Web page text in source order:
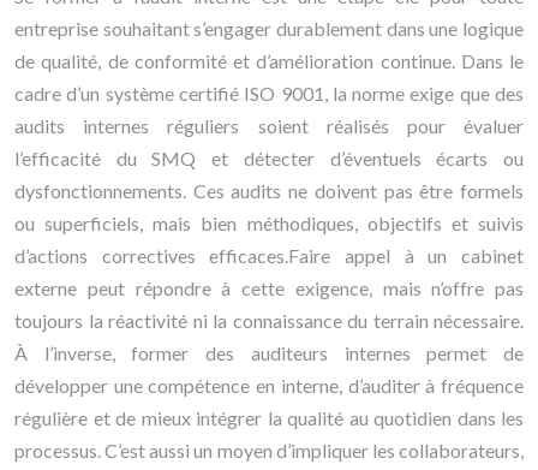
entreprise souhaitant s’engager durablement dans une logique
de qualité, de conformité et d’amélioration continue. Dans le
cadre d’un système certifié ISO 9001, la norme exige que des
audits internes réguliers soient réalisés pour évaluer
l’efficacité du SMQ et détecter d’éventuels écarts ou
dysfonctionnements. Ces audits ne doivent pas être formels
ou superficiels, mais bien méthodiques, objectifs et suivis
d’actions correctives efficaces.Faire appel à un cabinet
externe peut répondre à cette exigence, mais n’offre pas
toujours la réactivité ni la connaissance du terrain nécessaire.
À l’inverse, former des auditeurs internes permet de
développer une compétence en interne, d’auditer à fréquence
régulière et de mieux intégrer la qualité au quotidien dans les
processus. C’est aussi un moyen d’impliquer les collaborateurs,